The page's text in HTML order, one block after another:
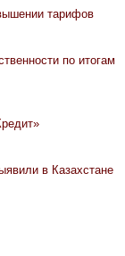
тарифов
по итогам
в Казахстане